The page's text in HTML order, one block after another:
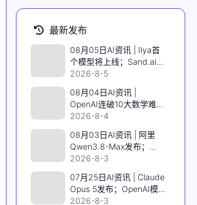
最新发布
08月05日AI资讯 | Ilya首
个模型将上线；Sand.ai开
源千亿MoE视频模型；
SpaceX英伟达AI算力上
天；阿里发布Qwen3.8
2026-8-5
08月04日AI资讯 |
OpenAI连破10大数学难
题；DeepSeek V4 Flash
低价风暴；Qwen3.8-Max
首发；智元IPO前曝核心
班底
2026-8-4
08月03日AI资讯 | 阿里
Qwen3.8-Max发布；
Karpathy实测Opus5做
《指环王》游戏；AI拿下
IMO满分金牌；Grok学会
看片
2026-8-3
07月25日AI资讯 | Claude
Opus 5发布；OpenAI模
型8月上线；黄仁勋力挺开
2026-8-3